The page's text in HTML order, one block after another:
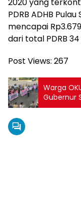
PDRB ADHB
mencapai
dari total PDRB
Post Views: 267
Warga
Gubernur